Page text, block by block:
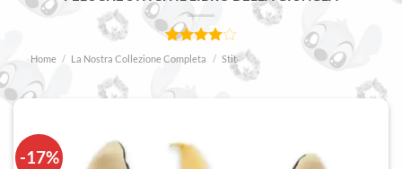
Valutato
di
3
Home / La Nostra Collezione Completa / Stitch travestito
-17%